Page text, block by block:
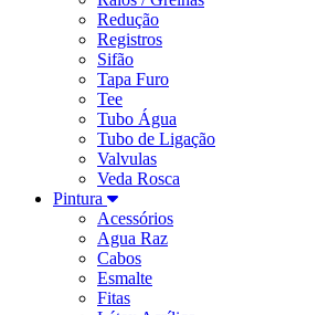
Redução
Registros
Sifão
Tapa Furo
Tee
Tubo Água
Tubo de Ligação
Valvulas
Veda Rosca
Pintura
Acessórios
Agua Raz
Cabos
Esmalte
Fitas